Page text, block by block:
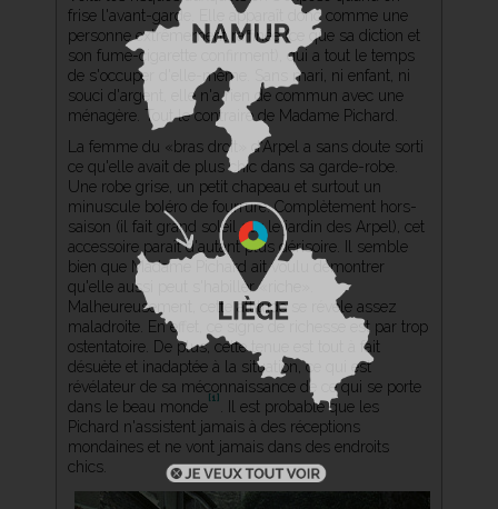
frise l'avant-garde. Elle apparaît donc comme une
personne extrêmement raffinée (ce que sa diction et
son fume-cigarette confirment), qui a tout le temps
de s'occuper d'elle-même. Sans mari, ni enfant, ni
souci d'argent, elle n'a rien de commun avec une
ménagère. Tout le contraire de Madame Pichard.
La femme du «bras droit» d'Arpel a sans doute sorti
ce qu'elle avait de plus chic dans sa garde-robe.
Une robe grise, un petit chapeau et surtout un
minuscule boléro de fourrure. Complètement hors-
saison (il fait grand soleil sur le jardin des Arpel), cet
accessoire paraît d'autant plus dérisoire. Il semble
bien que Madame Pichard ait voulu démontrer
qu'elle aussi peut s'habiller «riche».
Malheureusement, cette attitude se révèle assez
maladroite. En effet, ce signe de richesse est par trop
ostentatoire. De plus, cette tenue est tout à fait
désuète et inadaptée à la situation, ce qui est
révélateur de sa méconnaissance de ce qui se porte
dans le beau monde [1]
. Il est probable que les
Pichard n'assistent jamais à des réceptions
mondaines et ne vont jamais dans des endroits
chics.